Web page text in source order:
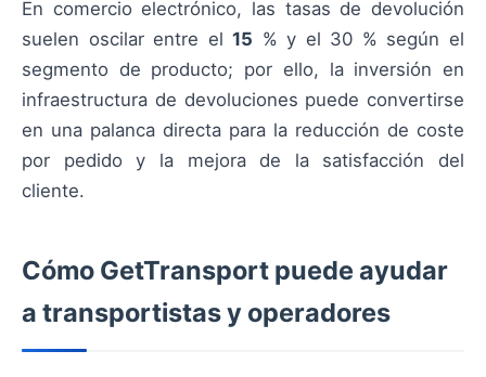
En comercio electrónico, las tasas de devolución
suelen oscilar entre el15 % y el 30 % según el
segmento de producto; por ello, la inversión en
infraestructura de devoluciones puede convertirse
en una palanca directa para la reducción de coste
por pedido y la mejora de la satisfacción del
cliente.
Cómo GetTransport puede ayudar
a transportistas y operadores